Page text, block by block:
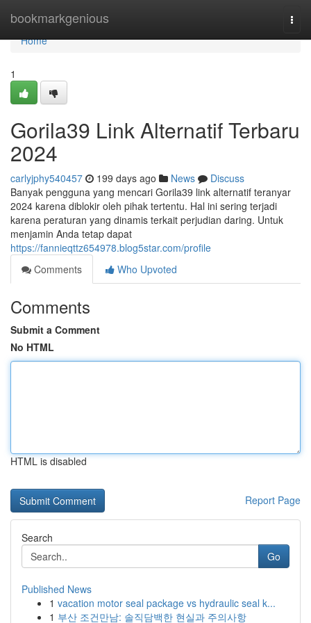
bookmarkgenious
Home
Home
1
Gorila39 Link Alternatif Terbaru
2024
carlyjphy540457 199 days ago News
Discuss
Banyak pengguna yang mencari Gorila39 link alternatif teranyar
2024 karena diblokir oleh pihak tertentu. Hal ini sering terjadi
karena peraturan yang dinamis terkait perjudian daring. Untuk
menjamin Anda tetap dapat
https://fannieqttz654978.blog5star.com/profile
Comments
Who Upvoted
Comments
Submit a Comment
No HTML
HTML is disabled
Report Page
Search
Go
Published News
1 vacation motor seal package vs hydraulic seal k...
1 부산 조건만남: 솔직담백한 현실과 주의사항